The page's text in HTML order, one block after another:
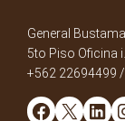
General
5to Piso Oficina i.
+562 22694499